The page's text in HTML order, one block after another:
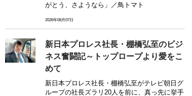
がとう、さようなら」／鳥トマト
2026年08月07日
新日本プロレス社長・棚橋弘至のビジ
ネス奮闘記～トップロープより愛をこ
めて
新日本プロレス社長・棚橋弘至がテレビ朝日グ
ループの社長ズラリ20人を前に、真っ先に挙手